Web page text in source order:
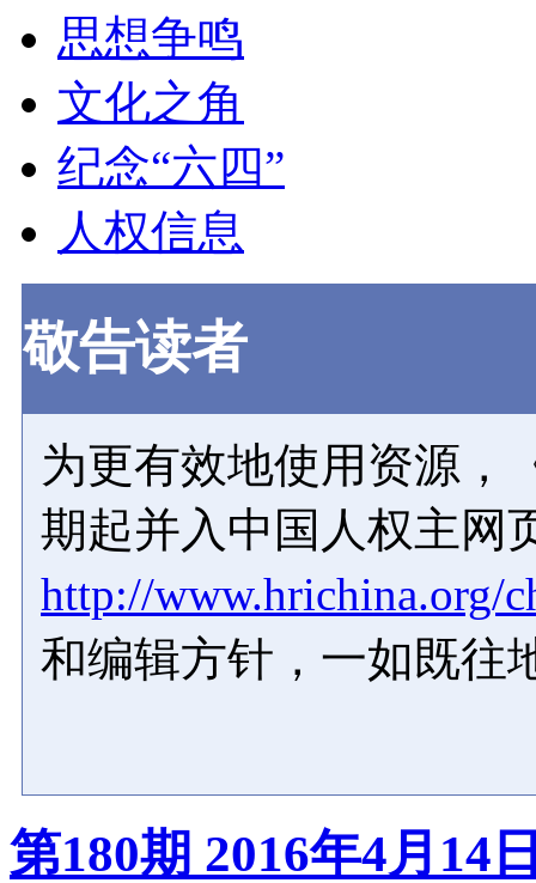
思想争鸣
文化之角
纪念“六四”
人权信息
敬告读者
为更有效地使用资源，
期起并入中国人权主网
http://www.hrichina.org/
和编辑方针，一如既往
第180期 2016年4月14